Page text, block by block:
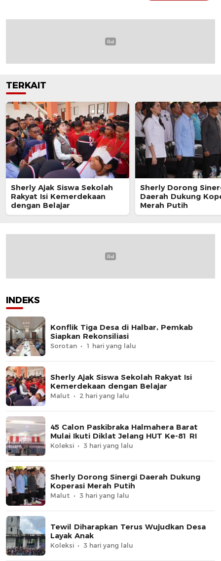
TERKAIT
Sherly Ajak Siswa Sekolah
Rakyat Isi Kemerdekaan
dengan Belajar
Sherly Dorong
Daerah Dukung
Merah Putih
INDEKS
Konflik Tiga Desa di Halbar, Pemkab
Siapkan Rekonsiliasi
Sorotan 1 hari yang lalu
Sherly Ajak Siswa Sekolah Rakyat Isi
Kemerdekaan dengan Belajar
Malut 2 hari yang lalu
45 Calon Paskibraka Halmahera Barat
Mulai Ikuti Diklat Jelang HUT Ke-81 RI
Koleksi 3 hari yang lalu
Sherly Dorong Sinergi Daerah Dukung
Koperasi Merah Putih
Malut 3 hari yang lalu
Tewil Diharapkan Terus Wujudkan Desa
Layak Anak
Koleksi 3 hari yang lalu